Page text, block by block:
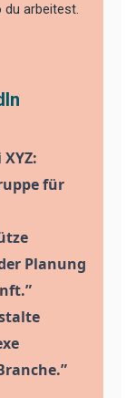
du arbeitest.
für
Planung